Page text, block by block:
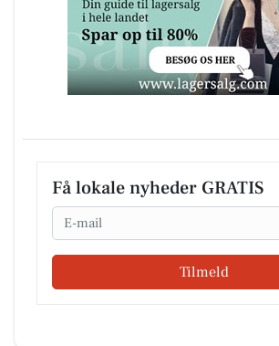
Få lokale nyheder GRATIS
Email
Tilmeld